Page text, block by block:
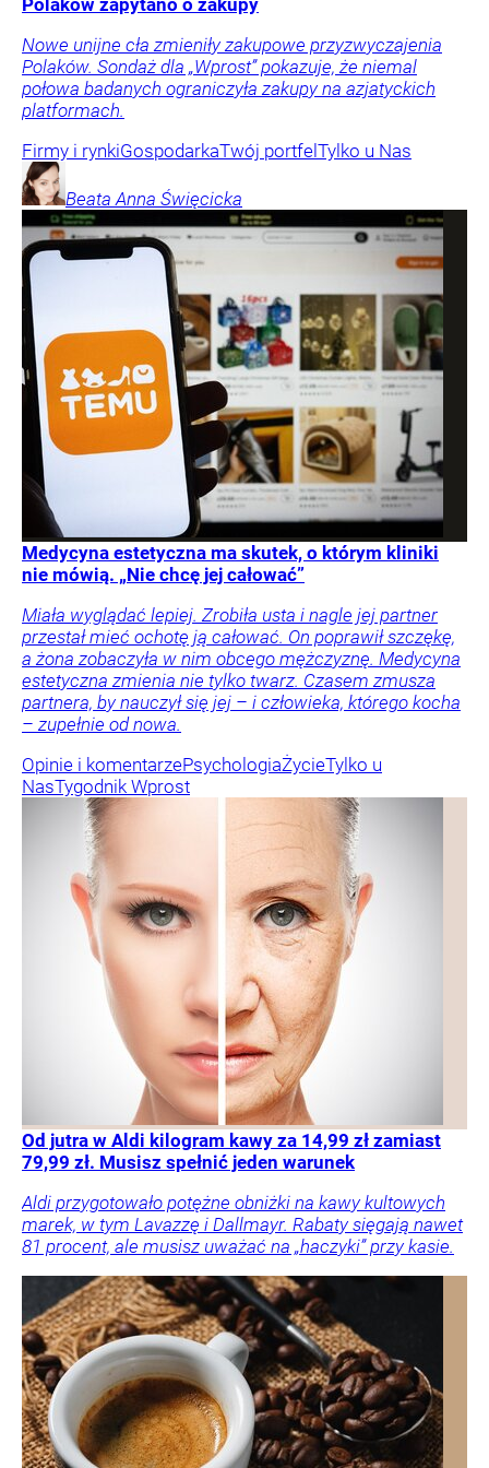
Polaków zapytano o zakupy
Nowe unijne cła zmieniły zakupowe przyzwyczajenia
Polaków. Sondaż dla „Wprost” pokazuje, że niemal
połowa badanych ograniczyła zakupy na azjatyckich
platformach.
Firmy i rynkiGospodarkaTwój portfel Tylko u Nas
Beata Anna Święcicka
Medycyna estetyczna ma skutek, o którym kliniki
nie mówią. „Nie chcę jej całować”
Miała wyglądać lepiej. Zrobiła usta i nagle jej partner
przestał mieć ochotę ją całować. On poprawił szczękę,
a żona zobaczyła w nim obcego mężczyznę. Medycyna
estetyczna zmienia nie tylko twarz. Czasem zmusza
partnera, by nauczył się jej – i człowieka, którego kocha
– zupełnie od nowa.
Opinie i komentarzePsychologiaŻycieTylko u
NasTygodnik Wprost
Od jutra w Aldi kilogram kawy za 14,99 zł zamiast
79,99 zł. Musisz spełnić jeden warunek
Aldi przygotowało potężne obniżki na kawy kultowych
marek, w tym Lavazzę i Dallmayr. Rabaty sięgają nawet
81 procent, ale musisz uważać na „haczyki” przy kasie.